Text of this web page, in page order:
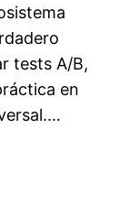
tests A/B,
en